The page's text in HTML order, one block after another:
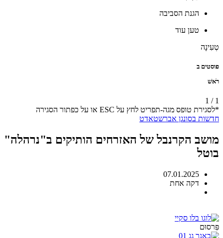
הגנת הסביבה
טען עוד
טְעִינָה
פוסטים ב
רֹאשׁ
1
/
1
*לסגירת טופס מגה-תפריט לחץ על ESC או על כפתור הסגירה
חדשות בסונגן אברשטאדט
מושב הקרנבל של האזרחים הותיקים ב"נרהלה"
בוטל
07.01.2025
דקה אחת
פִּרסוּם